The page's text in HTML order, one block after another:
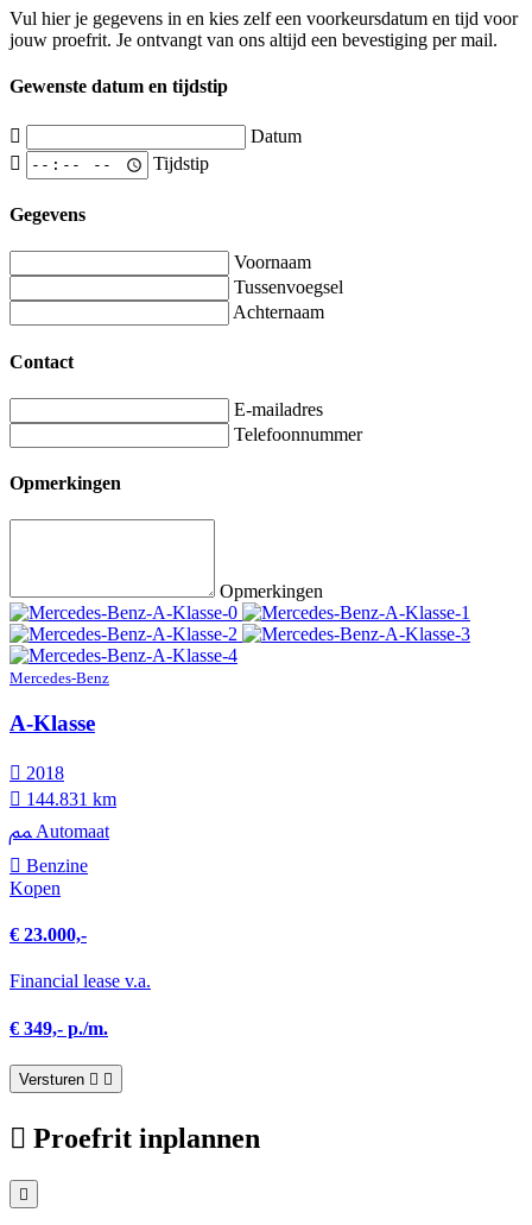
Vul hier je gegevens in en kies zelf een voorkeursdatum en tijd voor
jouw proefrit. Je ontvangt van ons altijd een bevestiging per mail.
Gewenste datum en tijdstip
Datum
Tijdstip
Gegevens
Voornaam
Tussenvoegsel
Achternaam
Contact
E-mailadres
Telefoonnummer
Opmerkingen
Opmerkingen
Mercedes-Benz
A-Klasse
2018
144.831 km
Automaat
Benzine
Kopen
€ 23.000,-
Financial lease v.a.
€ 349,- p./m.
Versturen
Proefrit inplannen